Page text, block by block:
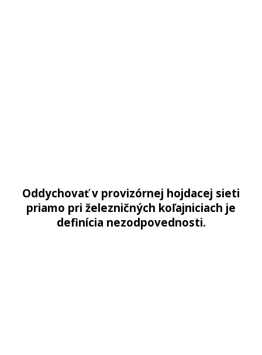
Oddychovať v provizórnej hojdacej sieti
priamo pri železničných koľajniciach je
definícia nezodpovednosti.